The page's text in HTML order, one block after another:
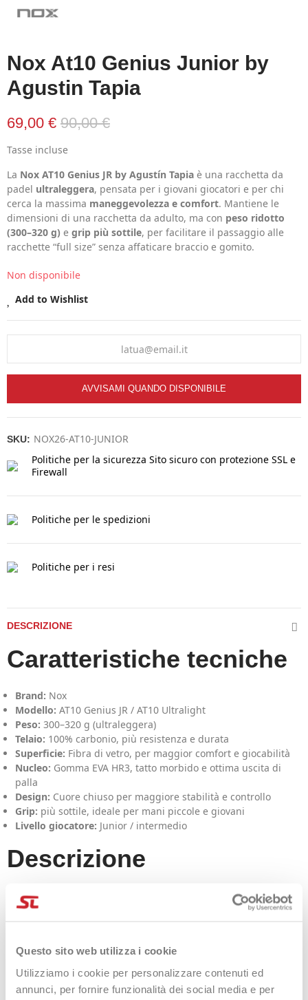
Questo sito web utilizza i cookie
Utilizziamo i cookie per personalizzare contenuti ed
annunci, per fornire funzionalità dei social media e per
Nox At10 Genius Junior by
Agustin Tapia
69,00 € 90,00 €
Tasse incluse
La Nox AT10 Genius JR by Agustín Tapia è una racchetta da
padel ultraleggera, pensata per i giovani giocatori e per chi
cerca la massima maneggevolezza e comfort. Mantiene le
dimensioni di una racchetta da adulto, ma con peso ridotto
(300–320 g) e grip più sottile, per facilitare il passaggio alle
racchette “full size” senza affaticare braccio e gomito.
Non disponibile
Add to Wishlist
AVVISAMI QUANDO DISPONIBILE
SKU: NOX26-AT10-JUNIOR
Politiche per la sicurezza Sito sicuro con protezione SSL e
Firewall
Politiche per le spedizioni
Politiche per i resi
DESCRIZIONE
Caratteristiche tecniche
Brand: Nox
Modello: AT10 Genius JR / AT10 Ultralight
Peso: 300–320 g (ultraleggera)
Telaio: 100% carbonio, più resistenza e durata
Superficie: Fibra di vetro, per maggior comfort e giocabilità
Nucleo: Gomma EVA HR3, tatto morbido e ottima uscita di
palla
Design: Cuore chiuso per maggiore stabilità e controllo
Grip: più sottile, ideale per mani piccole e giovani
Livello giocatore: Junior / intermedio
Descrizione
Nox AT10 Genius JR
utilizza materiali molto leggeri per
ridurre il peso senza rinunciare alla qualità costruttiva: telaio
cuore chiusoe lagomma EVA HR3nel nucleo aumentano
comfort e controllo, rendendola una racchetta facile da giocare
ma con feeling da modello “pro”.